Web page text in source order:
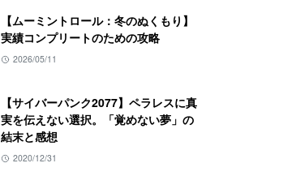
【ムーミントロール：冬のぬくもり】
実績コンプリートのための攻略
2026/05/11
【サイバーパンク2077】ペラレスに真
実を伝えない選択。「覚めない夢」の
結末と感想
2020/12/31